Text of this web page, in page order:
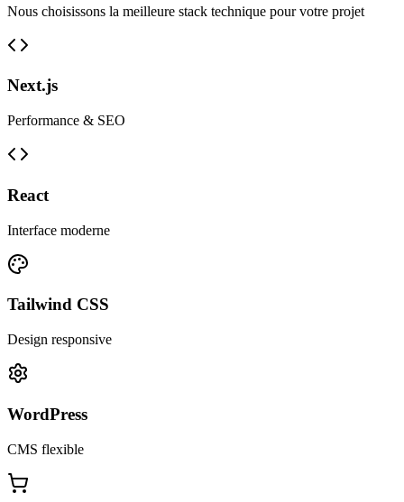
Nous choisissons la meilleure stack technique pour votre projet
Next.js
Performance & SEO
React
Interface moderne
Tailwind CSS
Design responsive
WordPress
CMS flexible